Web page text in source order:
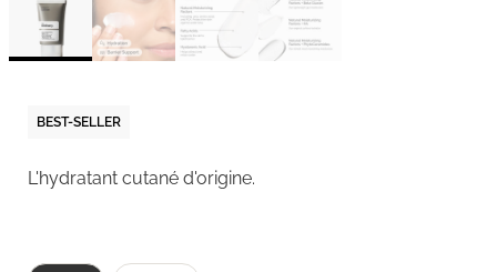
BEST-SELLER
L'hydratant cutané d'origine.